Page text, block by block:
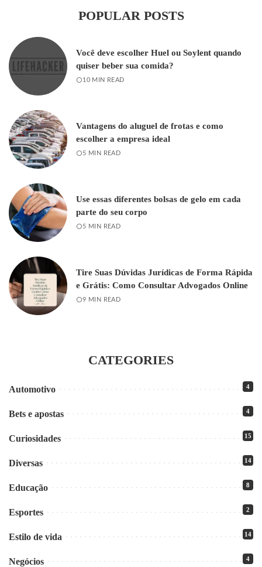
POPULAR POSTS
Você deve escolher Huel ou Soylent quando
quiser beber sua comida?
10 MIN READ
Vantagens do aluguel de frotas e como
escolher a empresa ideal
5 MIN READ
Use essas diferentes bolsas de gelo em cada
parte do seu corpo
5 MIN READ
Tire Suas Dúvidas Jurídicas de Forma Rápida
e Grátis: Como Consultar Advogados Online
9 MIN READ
CATEGORIES
Automotivo 4
Bets e apostas 4
Curiosidades 15
Diversas 14
Educação 8
Esportes 2
Estilo de vida 14
Negócios 4